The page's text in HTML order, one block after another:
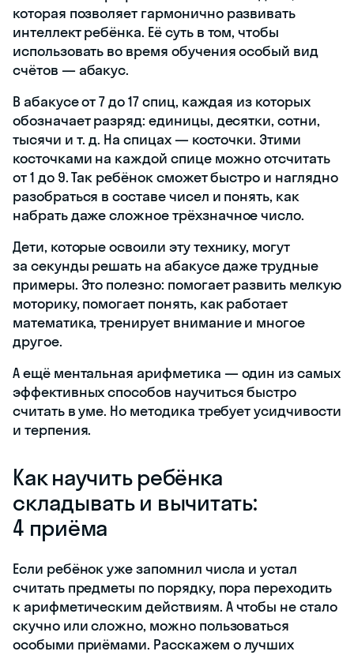
которая позволяет гармонично развивать
интеллект ребёнка. Её суть в том, чтобы
использовать во время обучения особый вид
счётов — абакус.
В абакусе от 7 до 17 спиц, каждая из которых
обозначает разряд: единицы, десятки, сотни,
тысячи и т. д. На спицах — косточки. Этими
косточками на каждой спице можно отсчитать
от 1 до 9. Так ребёнок сможет быстро и наглядно
разобраться в составе чисел и понять, как
набрать даже сложное трёхзначное число.
Дети, которые освоили эту технику, могут
за секунды решать на абакусе даже трудные
примеры. Это полезно: помогает развить мелкую
моторику, помогает понять, как работает
математика, тренирует внимание и многое
другое.
А ещё ментальная арифметика — один из самых
эффективных способов научиться быстро
считать в уме. Но методика требует усидчивости
и терпения.
Как научить ребёнка
складывать и вычитать:
4 приёма
Если ребёнок уже запомнил числа и устал
считать предметы по порядку, пора переходить
к арифметическим действиям. А чтобы не стало
скучно или сложно, можно пользоваться
особыми приёмами. Расскажем о лучших